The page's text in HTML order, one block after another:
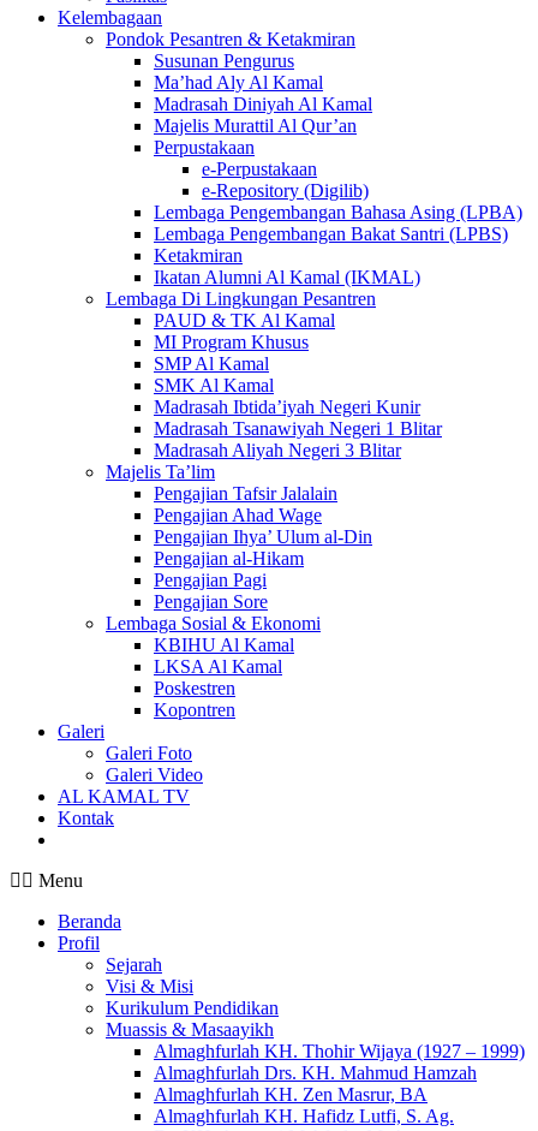
Kelembagaan
Pondok Pesantren & Ketakmiran
Susunan Pengurus
Ma’had Aly Al Kamal
Madrasah Diniyah Al Kamal
Majelis Murattil Al Qur’an
Perpustakaan
e-Perpustakaan
e-Repository (Digilib)
Lembaga Pengembangan Bahasa Asing (LPBA)
Lembaga Pengembangan Bakat Santri (LPBS)
Ketakmiran
Ikatan Alumni Al Kamal (IKMAL)
Lembaga Di Lingkungan Pesantren
PAUD & TK Al Kamal
MI Program Khusus
SMP Al Kamal
SMK Al Kamal
Madrasah Ibtida’iyah Negeri Kunir
Madrasah Tsanawiyah Negeri 1 Blitar
Madrasah Aliyah Negeri 3 Blitar
Majelis Ta’lim
Pengajian Tafsir Jalalain
Pengajian Ahad Wage
Pengajian Ihya’ Ulum al-Din
Pengajian al-Hikam
Pengajian Pagi
Pengajian Sore
Lembaga Sosial & Ekonomi
KBIHU Al Kamal
LKSA Al Kamal
Poskestren
Kopontren
Galeri
Galeri Foto
Galeri Video
AL KAMAL TV
Kontak
Menu
Beranda
Profil
Sejarah
Visi & Misi
Kurikulum Pendidikan
Muassis & Masaayikh
Almaghfurlah KH. Thohir Wijaya (1927 – 1999)
Almaghfurlah Drs. KH. Mahmud Hamzah
Almaghfurlah KH. Zen Masrur, BA
Almaghfurlah KH. Hafidz Lutfi, S. Ag.